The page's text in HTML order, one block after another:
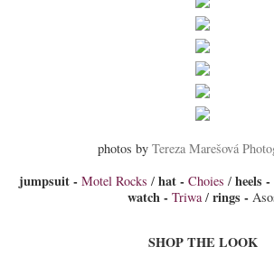
photos by Tereza Marešová
jumpsuit - Motel Rocks / hat - Choies / heels -
watch - Triwa / rings -
SHOP THE LOOK